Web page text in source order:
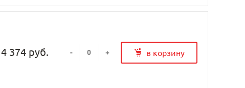
4 374 руб. - + в корзину